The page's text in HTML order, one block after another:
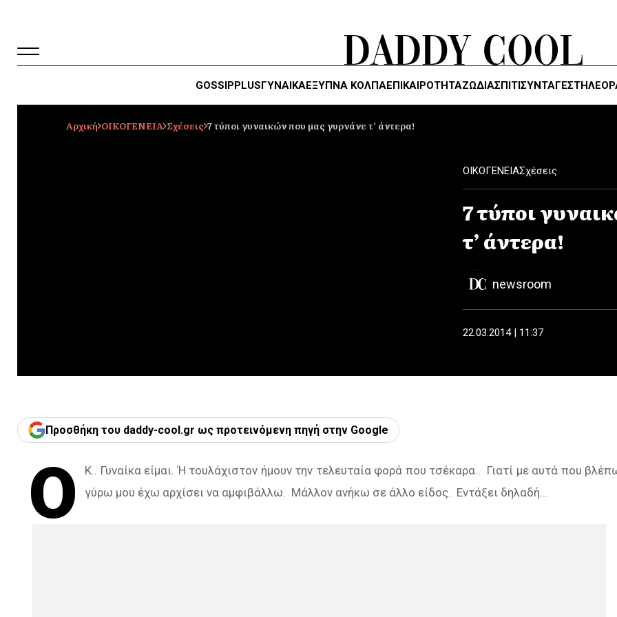
GOSSIPPLUSΓΥΝΑΙΚΑΈΞΥΠΝΑ ΚΌΛΠΑΕΠΙΚΑΙΡΟΤΗΤΑΖΏΔΙΑΣΠΙΤΙΣΥΝΤΑΓΕΣ
Αρχική ΟΙΚΟΓΕΝΕΙΑ Σχέσεις 7 τύποι γυναικών που μας γυρνάνε τ’ άντερα!
ΟΙΚΟΓΕΝΕΙΑΣχέσεις
7 τύποι
τ’ άντερα!
newsroom
22.03.2014 | 11:37
Προσθήκη του daddy-cool.gr ως προτεινόμενη πηγή στην Google
Ο
Κ.. Γυναίκα είμαι. Ή τουλάχιστον ήμουν την τελευταία φορά που τσέκαρα.. Γιατί με αυτά που
γύρω μου έχω αρχίσει να αμφιβάλλω. Μάλλον ανήκω σε άλλο είδος. Εντάξει δηλαδή…